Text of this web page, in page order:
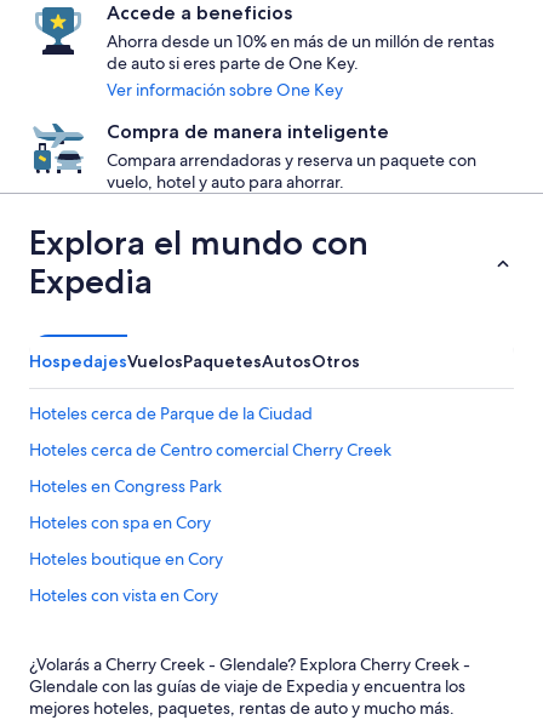
Accede a beneficios
Ahorra desde un 10% en más de un millón de rentas
de auto si eres parte de One Key.
Ver información sobre One Key
Compra de manera inteligente
Compara arrendadoras y reserva un paquete con
vuelo, hotel y auto para ahorrar.
Explora el mundo con
Expedia
HospedajesVuelosPaquetesAutosOtros
Hoteles cerca de Parque de la Ciudad
Hoteles cerca de Centro comercial Cherry Creek
Hoteles en Congress Park
Hoteles con spa en Cory
Hoteles boutique en Cory
Hoteles con vista en Cory
Hoteles en City Park
Hoteles cerca de la catedral en Cheesman Park
¿Volarás a Cherry Creek - Glendale? Explora Cherry Creek -
Glendale con las guías de viaje de Expedia y encuentra los
mejores hoteles, paquetes, rentas de auto y mucho más.